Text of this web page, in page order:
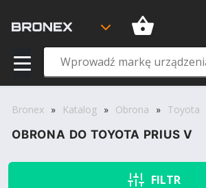
Bronex » Katalog » Obrona » Toyota
OBRONA DO TOYOTA PRIUS V
FILTR